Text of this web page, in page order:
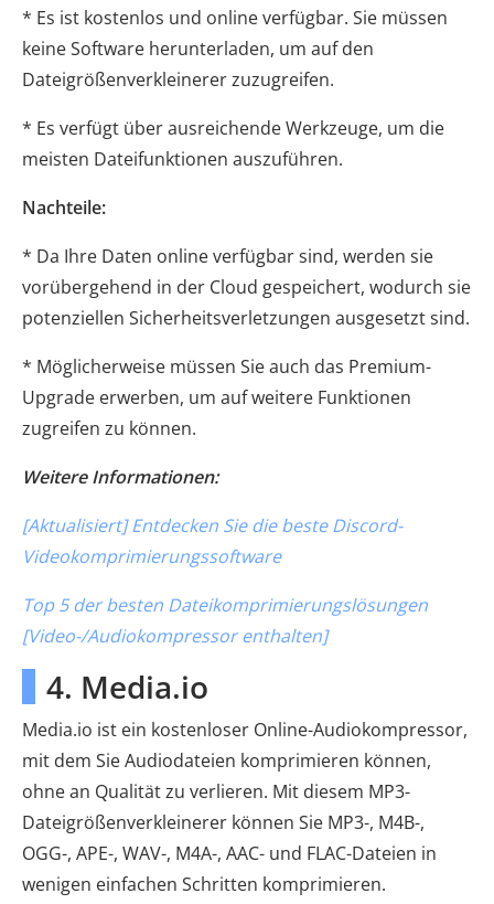
* Es ist kostenlos und online verfügbar. Sie müssen
keine Software herunterladen, um auf den
Dateigrößenverkleinerer zuzugreifen.
* Es verfügt über ausreichende Werkzeuge, um die
meisten Dateifunktionen auszuführen.
Nachteile:
* Da Ihre Daten online verfügbar sind, werden sie
vorübergehend in der Cloud gespeichert, wodurch sie
potenziellen Sicherheitsverletzungen ausgesetzt sind.
* Möglicherweise müssen Sie auch das Premium-
Upgrade erwerben, um auf weitere Funktionen
zugreifen zu können.
Weitere Informationen:
[Aktualisiert] Entdecken Sie die beste Discord-
Videokomprimierungssoftware
Top 5 der besten Dateikomprimierungslösungen
[Video-/Audiokompressor enthalten]
4. Media.io
Media.io ist ein kostenloser Online-Audiokompressor,
mit dem Sie Audiodateien komprimieren können,
ohne an Qualität zu verlieren. Mit diesem MP3-
Dateigrößenverkleinerer können Sie MP3-, M4B-,
OGG-, APE-, WAV-, M4A-, AAC- und FLAC-Dateien in
wenigen einfachen Schritten komprimieren.